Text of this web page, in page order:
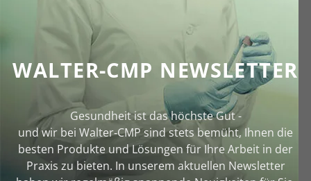
WALTER-CMP NEWSLETTER
Gesundheit ist das höchste Gut -
und wir bei Walter‑CMP sind stets bemüht, Ihnen die
besten Produkte und Lösungen für Ihre Arbeit in der
Praxis zu bieten. In unserem aktuellen Newsletter